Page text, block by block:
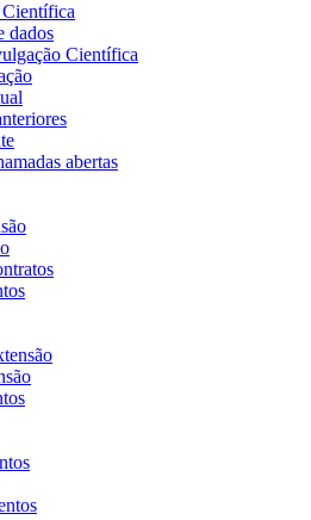
dados
Científica
abertas